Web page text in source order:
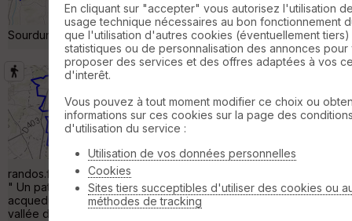
Très belle rando au printemps entre ces
deux villes via Chalautre la petite, et
Sourdun Jacques K pour le Rif »
Longueville - rando boucle du viaduc
Soisy-Bouy
Randonnée Pédestre 18 km 610 m
Départ et arrivée : gare de Longueville
(Seine et Marne) Pour en savoir plus :
"portail-de-
randos.fr/autres/IledeFrance/id_sentiers/Longueville_viaduc.htm
" Un patrimoine interressant : fermes, moulins, chapelle,
acqueduc et viaduc. De belles vues bien dégagées sur la
vallée de la Voulzie. Bonne randonnée Jean »
En cliquant sur "accepter" vous autorisez l'utilisation
usage technique nécessaires au bon fonctionnement
que l'utilisation d'autres cookies (éventuellement
statistiques ou de personnalisation des annonces pour
proposer des services et des offres adaptées à vos
d'interêt.
Vous pouvez à tout moment modifier ce choix ou
informations sur ces cookies sur la page des
d'utilisation du service :
Utilisation de vos données personnelles
Cookies
Sites tiers succeptibles d'utiliser des cookies ou
méthodes de tracking